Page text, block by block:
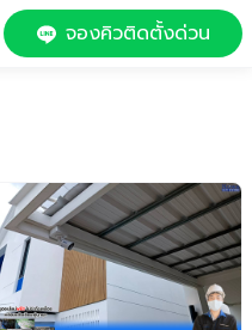
จองคิวติดตั้งด่วน